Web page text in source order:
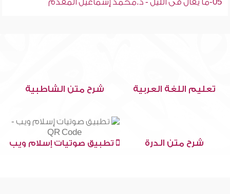
05-ما يقال فى الليل - د.محمد إسماعيل المقدم
تعليم اللغة العربية شرح متن الشاطبية
شرح متن الدرة تطبيق صوتيات إسلام ويب